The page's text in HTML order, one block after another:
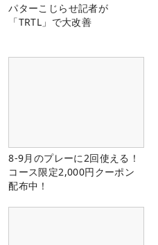
パターこじらせ記者が
「TRTL」で大改善
8-9月のプレーに2回使える！
コース限定2,000円クーポン
配布中！